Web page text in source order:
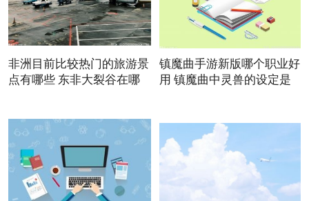
非洲目前比较热门的旅游景
点有哪些 东非大裂谷在哪
镇魔曲手游新版哪个职业好
用 镇魔曲中灵兽的设定是